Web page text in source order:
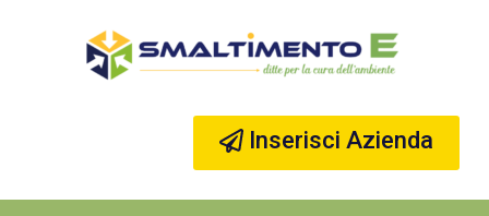
Inserisci Azienda